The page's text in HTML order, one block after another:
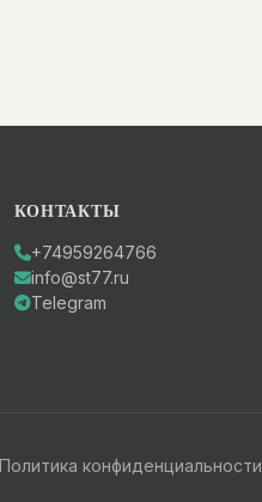
КОНТАКТЫ
+74959264766
info@st77.ru
Telegram
Политика конфиденциальности